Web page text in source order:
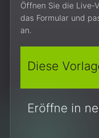
Öffnen Sie die Live-
das Formular und
an.
Diese
Eröffne in